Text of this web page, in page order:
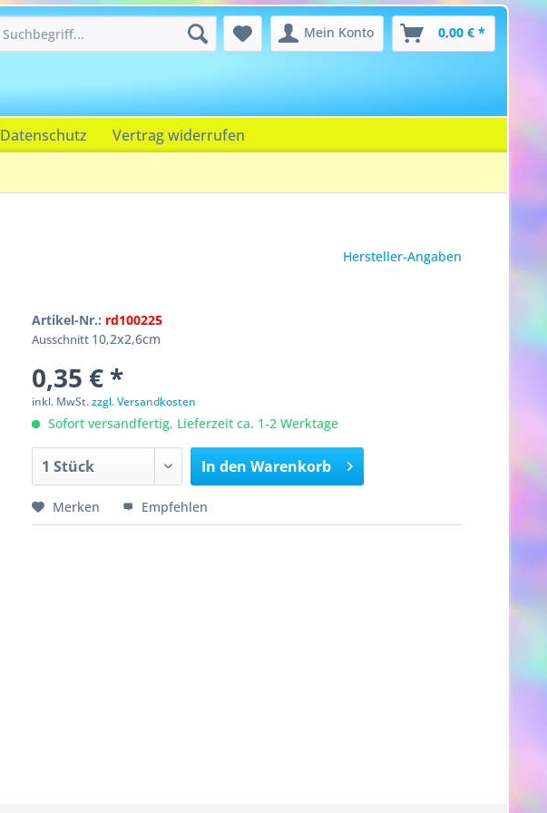
Mein Konto 0,00 € *
Datenschutz Vertrag widerrufen
Hersteller-Angaben
Artikel-Nr.: rd100225
Ausschnitt 10,2x2,6cm
0,35 € *
inkl. MwSt.zzgl. Versandkosten
Sofort versandfertig, Lieferzeit ca. 1-2 Werktage
In den Warenkorb
Merken Empfehlen